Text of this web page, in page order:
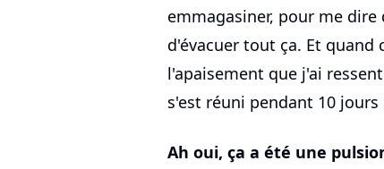
emmagasiner, pour me
d'évacuer tout ça. Et
l'apaisement que j'ai
s'est réuni pendant 10
Ah oui, ça a été une